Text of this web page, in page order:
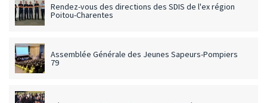
Rendez-vous des directions des SDIS de l'ex région
Poitou-Charentes
Assemblée Générale des Jeunes Sapeurs-Pompiers
79